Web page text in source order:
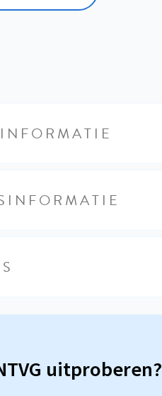
uitproberen?